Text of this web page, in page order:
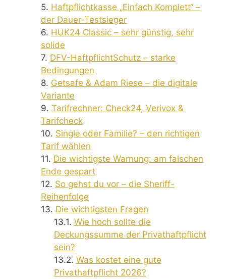
Haftpflichtkasse „Einfach Komplett“ –
der Dauer-Testsieger
HUK24 Classic – sehr günstig, sehr
solide
DFV-HaftpflichtSchutz – starke
Bedingungen
Getsafe & Adam Riese – die digitale
Variante
Tarifrechner: Check24, Verivox &
Tarifcheck
Single oder Familie? – den richtigen
Tarif wählen
Die wichtigste Warnung: am falschen
Ende gespart
So gehst du vor – die Sheriff-
Reihenfolge
Die wichtigsten Fragen
Wie hoch sollte die
Deckungssumme der Privathaftpflicht
sein?
Was kostet eine gute
Privathaftpflicht 2026?